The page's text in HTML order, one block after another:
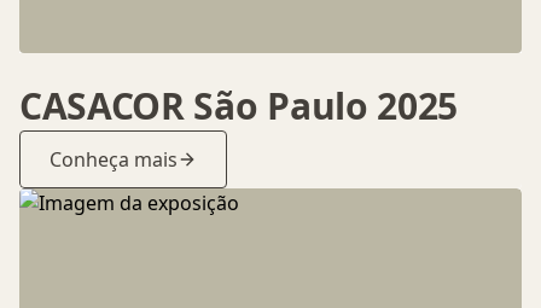
CASACOR São Paulo 2025
Conheça mais